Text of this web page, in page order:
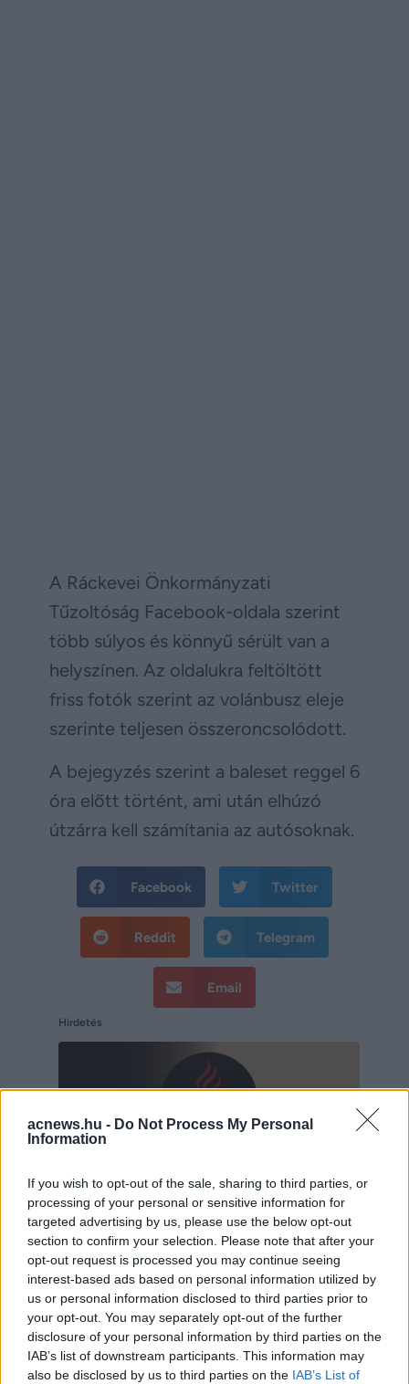
acnews.hu - Do Not Process My Personal
Information
If you wish to opt-out of the sale, sharing to third parties, or
processing of your personal or sensitive information for
targeted advertising by us, please use the below opt-out
section to confirm your selection. Please note that after your
opt-out request is processed you may continue seeing
interest-based ads based on personal information utilized by
us or personal information disclosed to third parties prior to
your opt-out. You may separately opt-out of the further
disclosure of your personal information by third parties on the
IAB’s list of downstream participants. This information may
also be disclosed by us to third parties on the IAB’s List of
A Ráckevei Önkormányzati
Tűzoltóság Facebook-oldala szerint
több súlyos és könnyű sérült van a
helyszínen. Az oldalukra feltöltött
friss fotók szerint az volánbusz eleje
szerinte teljesen összeroncsolódott.
A bejegyzés szerint a baleset reggel 6
óra előtt történt, ami után elhúzó
útzárra kell számítania az autósoknak.
Facebook Twitter
Reddit Telegram
Email
Hirdetés
Hirdetés